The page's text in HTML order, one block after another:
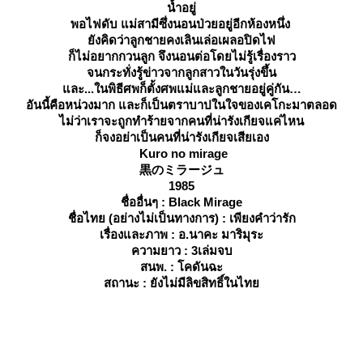
น้ำอยู่
พอไฟดับ แม่สามีซึ่งนอนป่วยอยู่อีกห้องหนึ่ง
ังคิดว่าลูกชายคงเลินเล่อเผลอปิดไฟ
ก็ไม่อยากกวนลูก จึงนอนต่อโดยไม่รู้เรื่องราว
จนกระทั่งรู้ข่าวจากลูกสาวในวันรุ่งขึ้น
ละ...ในพิธีศพก็ตั้งศพแม่และลูกชายอยู่คู่กัน
อันนี้คือหน่วงมาก และก็เป็นตราบาปในใจของเคโกะมาตลอด
ไม่ว่าเราจะถูกทำร้ายจากคนที่น่ารังเกียจแค่ไหน
ก็จงอย่าเป็นคนที่น่ารังเกียจเสียเอง
Kuro no mirage
黒のミラージュ
1985
ชื่ออื่นๆ : Black Mirage
ชื่อไทย (อย่างไม่เป็นทางการ) : เพียงคำว่ารัก
เรื่องและภาพ : อ.นาคะ มาริมุระ
ความยาว : 3เล่มจบ
สนพ. : โคดันฉะ
สถานะ : ยังไม่มีลิขสิทธิ์ในไท